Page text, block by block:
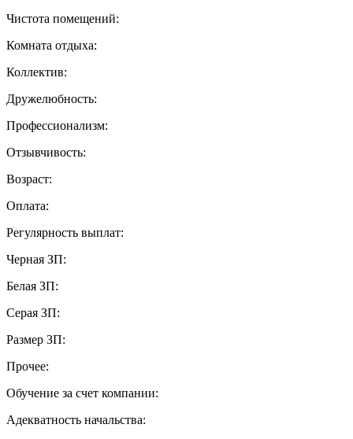
Чистота помещений:
Комната отдыха:
Коллектив:
Дружелюбность:
Профессионализм:
Отзывчивость:
Возраст:
Оплата:
Регулярность выплат:
Черная ЗП:
Белая ЗП:
Серая ЗП:
Размер ЗП:
Прочее:
Обучение за счет компании:
Адекватность начальства: